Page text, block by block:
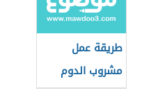
طريقة عمل
مشروب الدوم